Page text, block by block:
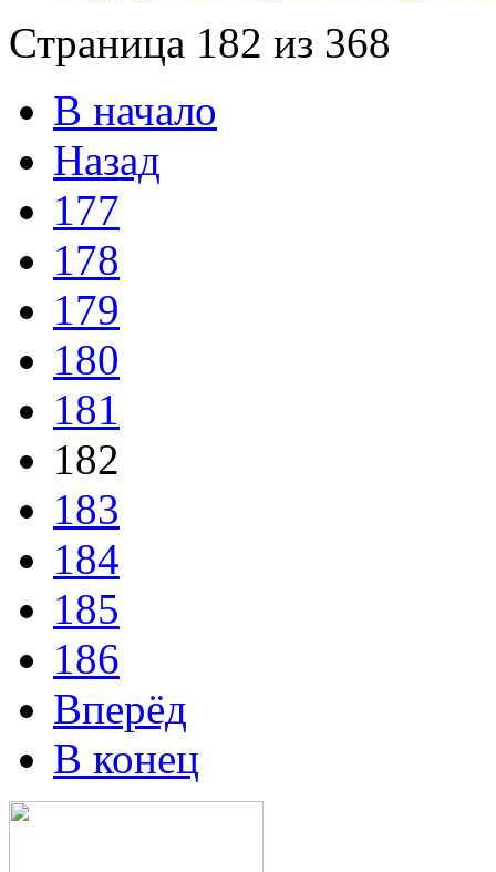
Страница 182 из 368
В начало
Назад
177
178
179
180
181
182
183
184
185
186
Вперёд
В конец